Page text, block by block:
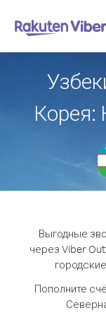
Выгодные
через Viber
Пополните